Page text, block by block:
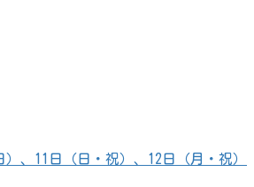
、11日（日・祝）、12日（月・祝）